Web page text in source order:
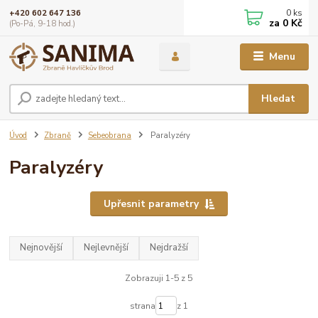
Menu
Hledat
+420 602 647 136
(Po-Pá, 9-18 hod.)
0 ks
za 0 Kč
Úvod Zbraně Sebeobrana Paralyzéry
Paralyzéry
Upřesnit parametry
Nejnovější Nejlevnější Nejdražší
Zobrazuji 1-5 z 5
strana z 1